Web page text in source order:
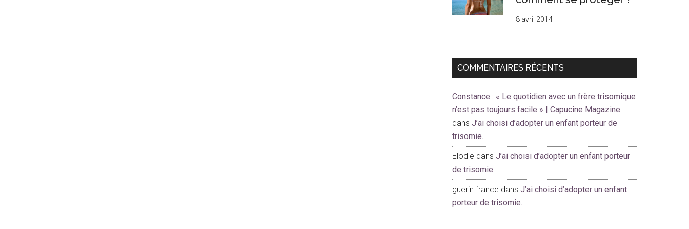
8 avril 2014
COMMENTAIRES RÉCENTS
Constance : « Le quotidien avec un frère trisomique
n’est pas toujours facile » | Capucine Magazine
dans J’ai choisi d’adopter un enfant porteur de
trisomie.
Elodie dans J’ai choisi d’adopter un enfant porteur
de trisomie.
guerin france dans J’ai choisi d’adopter un enfant
porteur de trisomie.